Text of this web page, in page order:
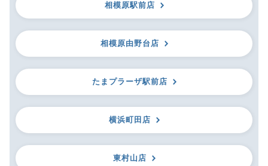
相模原駅前店
相模原由野台店
たまプラーザ駅前店
横浜町田店
東村山店